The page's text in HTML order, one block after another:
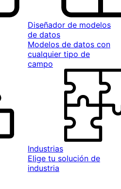
Diseñador de modelos
de datos
Modelos de datos con
cualquier tipo de
campo
Industrias
Elige tu solución de
industria